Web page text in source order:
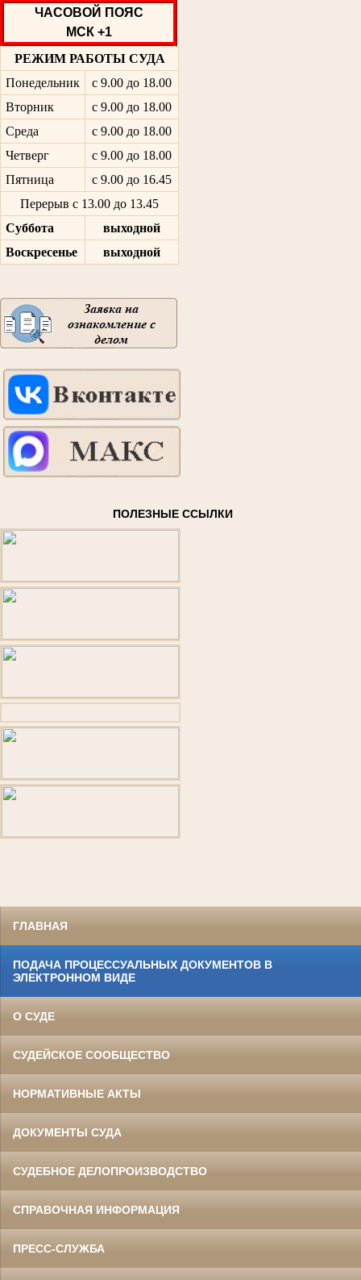
ЧАСОВОЙ ПОЯС
МСК +1
РЕЖИМ РАБОТЫ СУДА
Понедельник
с 9.00 до 18.00
Вторник
с 9.00 до 18.00
Среда
с 9.00 до 18.00
Четверг
с 9.00 до 18.00
Пятница
с 9.00 до 16.45
Перерыв с 13.00 до 13.45
Суббота
выходной
Воскресенье
выходной
ПОЛЕЗНЫЕ ССЫЛКИ
ГЛАВНАЯ
ПОДАЧА ПРОЦЕССУАЛЬНЫХ ДОКУМЕНТОВ В
ЭЛЕКТРОННОМ ВИДЕ
О СУДЕ
СУДЕЙСКОЕ СООБЩЕСТВО
НОРМАТИВНЫЕ АКТЫ
ДОКУМЕНТЫ СУДА
СУДЕБНОЕ ДЕЛОПРОИЗВОДСТВО
СПРАВОЧНАЯ ИНФОРМАЦИЯ
ПРЕСС-СЛУЖБА